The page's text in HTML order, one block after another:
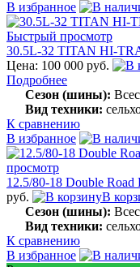
В избранное
Быстрый просмотр
30.5L-32 TITAN HI-
Цена: 100 000 руб.
Подробнее
Сезон (шины):
Вид техники:
К сравнению
В избранное
просмотр
12.5/80-18 Double
руб.
В
Сезон (шины):
Вид техники:
К сравнению
В избранное